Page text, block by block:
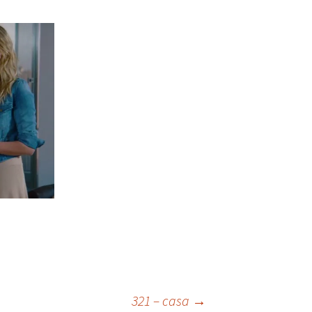
321 – casa →